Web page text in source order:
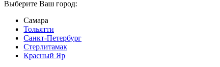
Выберите Ваш город:
Самара
Тольятти
Санкт-Петербург
Стерлитамак
Красный Яр